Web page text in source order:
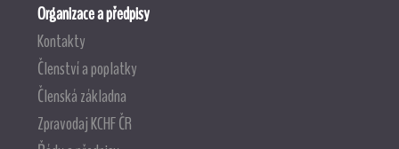
Organizace a předpisy
Kontakty
Členství a poplatky
Členská základna
Zpravodaj KCHF ČR